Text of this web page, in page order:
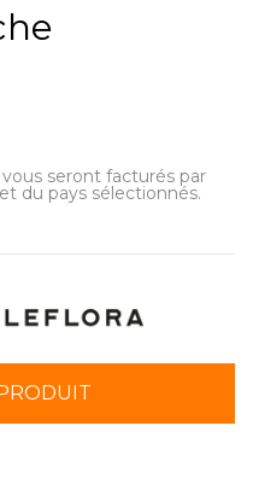
vous seront facturés par
du pays sélectionnés.